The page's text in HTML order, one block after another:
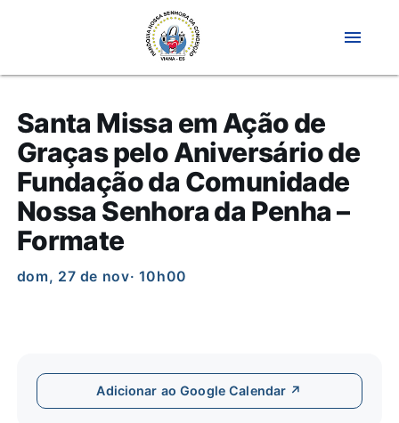
menu
Santa Missa em Ação de
Graças pelo Aniversário de
Fundação da Comunidade
Nossa Senhora da Penha –
Formate
dom, 27 de nov· 10h00
Adicionar ao Google Calendar ↗